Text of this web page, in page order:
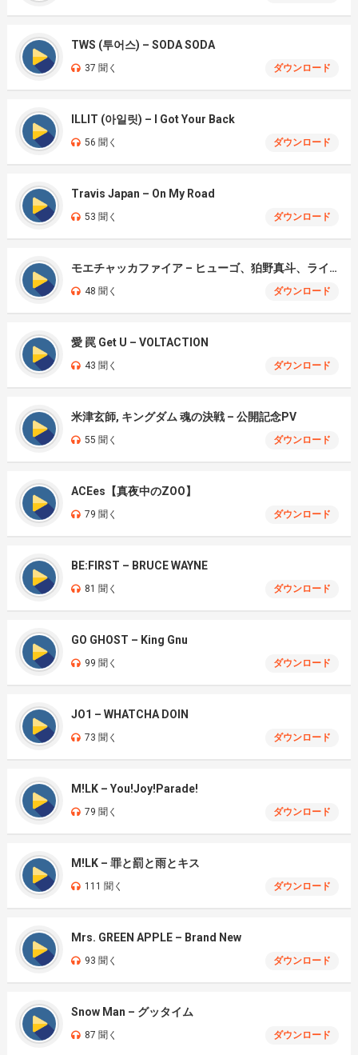
TWS (투어스) – SODA SODA
37 聞く ダウンロード
ILLIT (아일릿) – I Got Your Back
56 聞く ダウンロード
Travis Japan – On My Road
53 聞く ダウンロード
モエチャッカファイア – ヒューゴ、狛野真斗、ライト、セヴェリアン (Cover )
48 聞く ダウンロード
愛 罠 Get U – VOLTACTION
43 聞く ダウンロード
米津玄師, キングダム 魂の決戦 – 公開記念PV
55 聞く ダウンロード
ACEes【真夜中のZOO】
79 聞く ダウンロード
BE:FIRST – BRUCE WAYNE
81 聞く ダウンロード
GO GHOST – King Gnu
99 聞く ダウンロード
JO1 – WHATCHA DOIN
73 聞く ダウンロード
M!LK – You!Joy!Parade!
79 聞く ダウンロード
M!LK – 罪と罰と雨とキス
111 聞く ダウンロード
Mrs. GREEN APPLE – Brand New
93 聞く ダウンロード
Snow Man – グッタイム
87 聞く ダウンロード